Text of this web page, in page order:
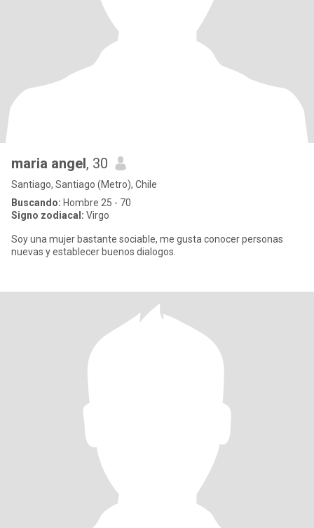
maria angel, 30
Santiago, Santiago (Metro), Chile
Buscando: Hombre 25 - 70
Signo zodiacal: Virgo
Soy una mujer bastante sociable, me gusta conocer personas
nuevas y establecer buenos dialogos.